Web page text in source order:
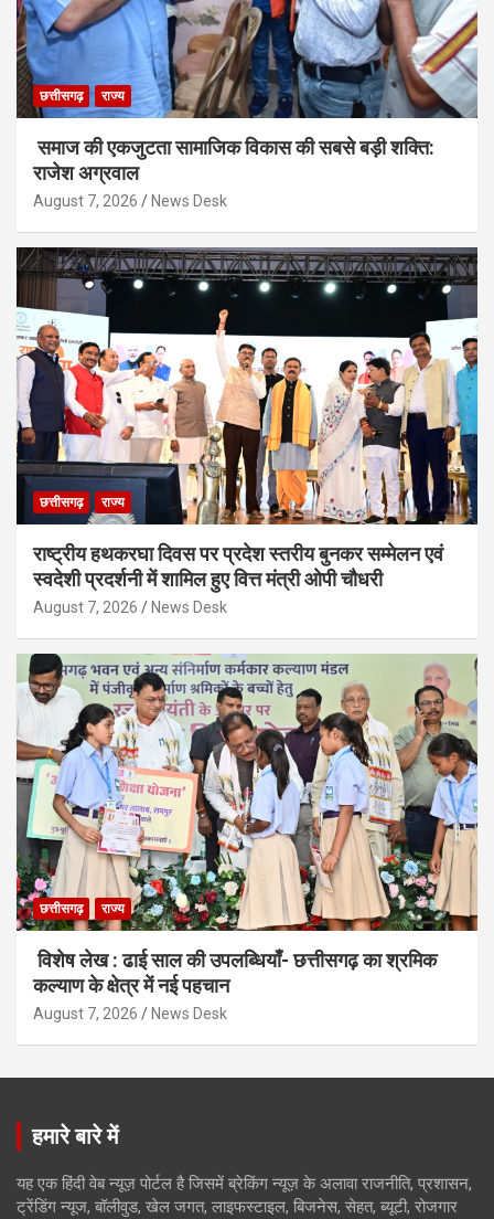
छत्तीसगढ़ राज्य
समाज की एकजुटता सामाजिक विकास की सबसे बड़ी शक्ति:
राजेश अग्रवाल
August 7, 2026 News Desk
छत्तीसगढ़ राज्य
राष्ट्रीय हथकरघा दिवस पर प्रदेश स्तरीय बुनकर सम्मेलन एवं
स्वदेशी प्रदर्शनी में शामिल हुए वित्त मंत्री ओपी चौधरी
August 7, 2026 News Desk
छत्तीसगढ़ राज्य
विशेष लेख : ढाई साल की उपलब्धियाँ- छत्तीसगढ़ का श्रमिक
कल्याण के क्षेत्र में नई पहचान
August 7, 2026 News Desk
हमारे बारे में
यह एक हिंदी वेब न्यूज़ पोर्टल है जिसमें ब्रेकिंग न्यूज़ के अलावा राजनीति, प्रशासन,
ट्रेंडिंग न्यूज, बॉलीवुड, खेल जगत, लाइफस्टाइल, बिजनेस, सेहत, ब्यूटी, रोजगार